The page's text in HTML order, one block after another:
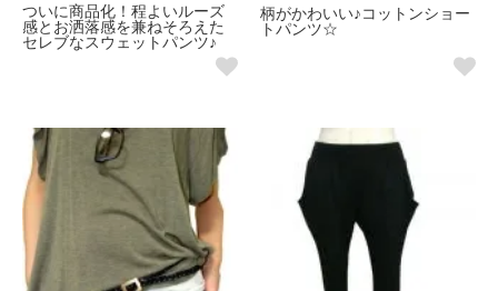
ついに商品化！程よいルーズ
感とお洒落感を兼ねそろえた
セレブなスウェットパンツ♪
柄がかわいい♪コットンショー
トパンツ☆